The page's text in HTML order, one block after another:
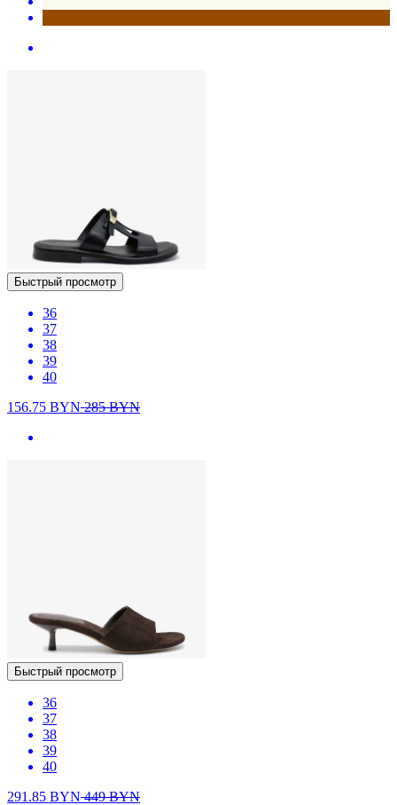
Быстрый просмотр
36
37
38
39
40
156.75 BYN285BYN
Быстрый просмотр
36
37
38
39
40
291.85 BYN449BYN